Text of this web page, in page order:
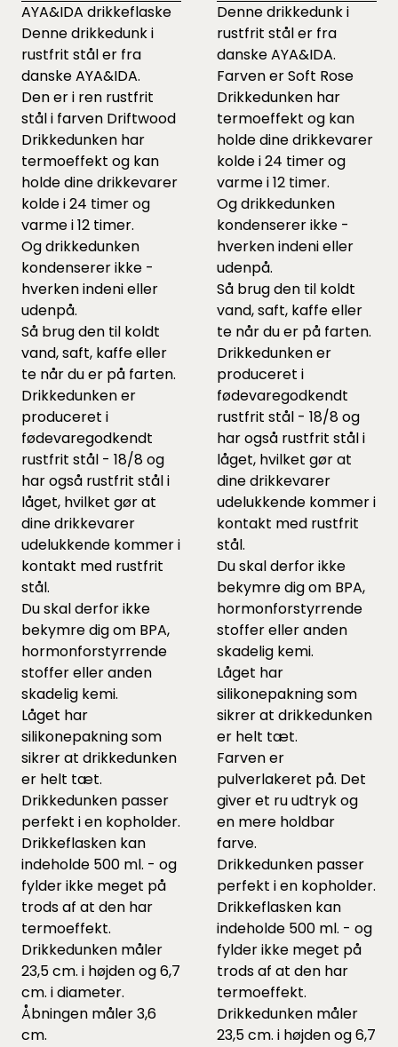
AYA&IDA drikkeflaske
Denne drikkedunk i
rustfrit stål er fra
danske AYA&IDA.
Den er i ren rustfrit
stål i farven Driftwood
Drikkedunken har
termoeffekt og kan
holde dine drikkevarer
kolde i 24 timer og
varme i 12 timer.
Og drikkedunken
kondenserer ikke -
hverken indeni eller
udenpå.
Så brug den til koldt
vand, saft, kaffe eller
te når du er på farten.
Drikkedunken er
produceret i
fødevaregodkendt
rustfrit stål - 18/8 og
har også rustfrit stål i
låget, hvilket gør at
dine drikkevarer
udelukkende kommer i
kontakt med rustfrit
stål.
Du skal derfor ikke
bekymre dig om BPA,
hormonforstyrrende
stoffer eller anden
skadelig kemi.
Låget har
silikonepakning som
sikrer at drikkedunken
er helt tæt.
Drikkedunken passer
perfekt i en kopholder.
Drikkeflasken kan
indeholde 500 ml. - og
fylder ikke meget på
trods af at den har
termoeffekt.
Drikkedunken måler
23,5 cm. i højden og 6,7
cm. i diameter.
Åbningen måler 3,6
cm.
Denne drikkedunk i
rustfrit stål er fra
danske AYA&IDA.
Farven er Soft Rose
Drikkedunken har
termoeffekt og kan
holde dine drikkevarer
kolde i 24 timer og
varme i 12 timer.
Og drikkedunken
kondenserer ikke -
hverken indeni eller
udenpå.
Så brug den til koldt
vand, saft, kaffe eller
te når du er på farten.
Drikkedunken er
produceret i
fødevaregodkendt
rustfrit stål - 18/8 og
har også rustfrit stål i
låget, hvilket gør at
dine drikkevarer
udelukkende kommer i
kontakt med rustfrit
stål.
Du skal derfor ikke
bekymre dig om BPA,
hormonforstyrrende
stoffer eller anden
skadelig kemi.
Låget har
silikonepakning som
sikrer at drikkedunken
er helt tæt.
Farven er
pulverlakeret på. Det
giver et ru udtryk og
en mere holdbar
farve.
Drikkedunken passer
perfekt i en kopholder.
Drikkeflasken kan
indeholde 500 ml. - og
fylder ikke meget på
trods af at den har
termoeffekt.
Drikkedunken måler
23,5 cm. i højden og 6,7